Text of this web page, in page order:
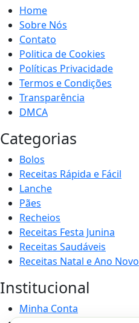
Home
Sobre Nós
Contato
Politica de Cookies
Políticas Privacidade
Termos e Condições
Transparência
DMCA
Categorias
Bolos
Receitas Rápida e Fácil
Lanche
Pães
Recheios
Receitas Festa Junina
Receitas Saudáveis
Receitas Natal e Ano Novo
Institucional
Minha Conta